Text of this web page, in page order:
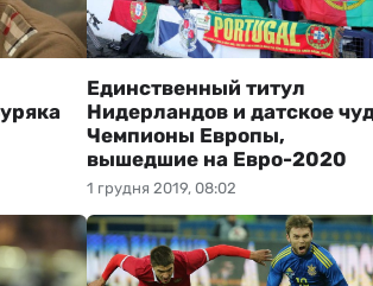
1 грудня 2019, 08:02
Единственный титул
Нидерландов и датское
Чемпионы Европы,
вышедшие на Евро-2020